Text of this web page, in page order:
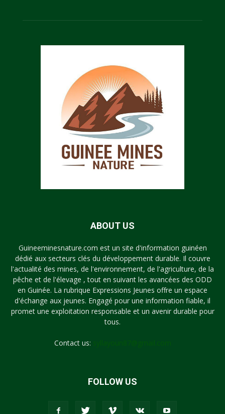
ABOUT US
Guineeminesnature.com est un site d'information guinéen
dédié aux secteurs clés du développement durable. Il couvre
l'actualité des mines, de l'environnement, de l'agriculture, de la
pêche et de l'élevage , tout en suivant les avancées des ODD
en Guinée. La rubrique Expressions Jeunes offre un espace
d'échange aux jeunes. Engagé pour une information fiable, il
promet une exploitation responsable et un avenir durable pour
tous.
Contact us:
FOLLOW US